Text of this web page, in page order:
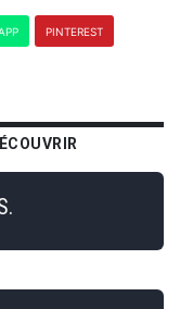
PINTEREST